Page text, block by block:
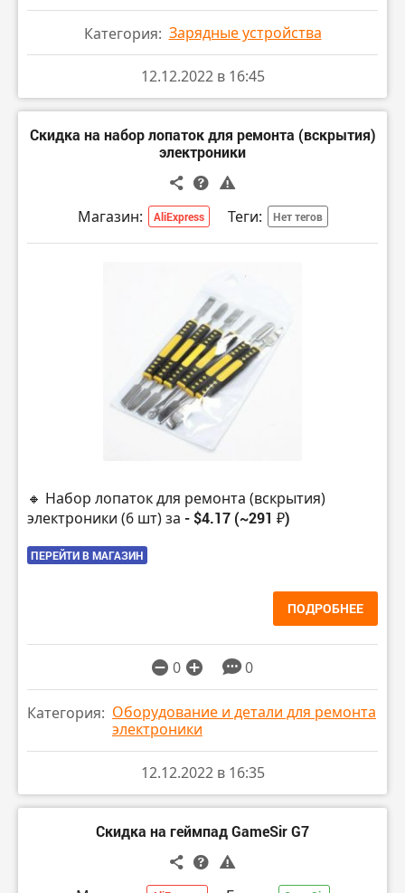
Категория: Зарядные устройства
12.12.2022 в 16:45
Скидка на набор лопаток для ремонта (вскрытия)
электроники
Магазин: AliExpress Теги: Нет тегов
🔸 Набор лопаток для ремонта (вскрытия)
электроники (6 шт) за - $4.17 (~291 ₽)
ПЕРЕЙТИ В МАГАЗИН
ПОДРОБНЕЕ
0 0
Категория: Оборудование и детали для ремонта
электроники
12.12.2022 в 16:35
Скидка на геймпад GameSir G7